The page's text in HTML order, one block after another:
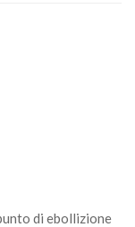
di ebollizione